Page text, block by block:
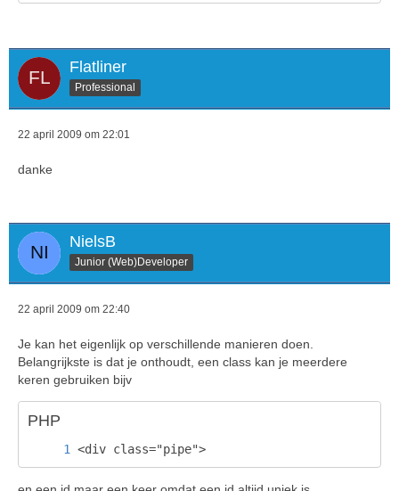
Flatliner
Professional
22 april 2009 om 22:01
danke
NielsB
Junior (Web)Developer
22 april 2009 om 22:40
Je kan het eigenlijk op verschillende manieren doen.
Belangrijkste is dat je onthoudt, een class kan je meerdere
keren gebruiken bijv
PHP
<div class="pipe">